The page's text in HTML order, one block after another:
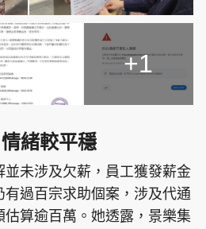
版權及免責聲明
所有 . 不得轉載
+1
緒較平穩
並未涉及欠薪，員工獲發薪金
過百宗求助個案，涉及代通
算逾百萬。她透露，景樂集